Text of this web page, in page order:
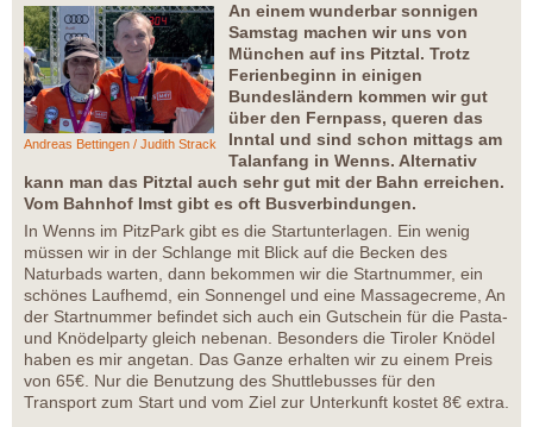
Andreas Bettingen / Judith Strack
An einem wunderbar sonnigen
Samstag machen wir uns von
München auf ins Pitztal. Trotz
Ferienbeginn in einigen
Bundesländern kommen wir gut
über den Fernpass, queren das
Inntal und sind schon mittags am
Talanfang in Wenns. Alternativ
kann man das Pitztal auch sehr gut mit der Bahn erreichen.
Vom Bahnhof Imst gibt es oft Busverbindungen.
In Wenns im PitzPark gibt es die Startunterlagen. Ein wenig
müssen wir in der Schlange mit Blick auf die Becken des
Naturbads warten, dann bekommen wir die Startnummer, ein
schönes Laufhemd, ein Sonnengel und eine Massagecreme, An
der Startnummer befindet sich auch ein Gutschein für die Pasta-
und Knödelparty gleich nebenan. Besonders die Tiroler Knödel
haben es mir angetan. Das Ganze erhalten wir zu einem Preis
von 65€. Nur die Benutzung des Shuttlebusses für den
Transport zum Start und vom Ziel zur Unterkunft kostet 8€ extra.